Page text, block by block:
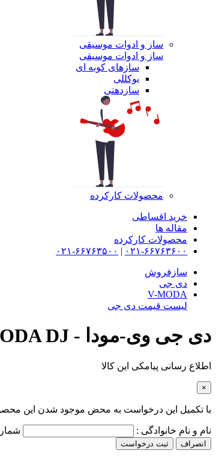
ساز و ادوات موسیقی
ساز و ادوات موسیقی
سازهای کوبه ای
یوکللی
سازدهنی
محصولات کارکرده
خرید اقساطی
مقاله ها
محصولات کارکرده
۰۲۱-۶۶۷۶۳۶۰۰ | ۰۲۱-۶۶۷۶۳۵۰۰
سازفروش
دی جی
V-MODA
لیست قیمت دی جی
دی جی وی-مودا - V-MODA DJ
اطلاع رسانی پیامکی این کالا
×
با تکمیل این درخواست به محض موجود شدن این
نام و نام خانوادگی :
انصراف ثبت درخواست